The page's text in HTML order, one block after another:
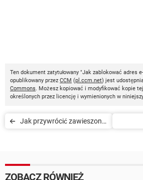
Ten dokument zatytułowany "Jak zablokować adres
opublikowany przez CCM (pl.ccm.net) jest
Commons. Możesz kopiować i modyfikować kopie
określonych przez licencję i wymienionych w
Jak przywrócić zawieszone
ZOBACZ RÓWNIEŻ